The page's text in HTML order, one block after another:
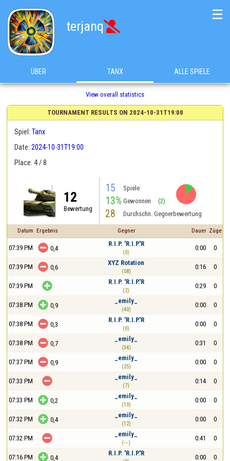
terjanq
☰
ÜBER TANX ALLE SPIELE
View overall statistics
TOURNAMENT RESULTS ON 2024-10-31T19:00
Spiel:Tanx
Date:2024-10-31T19:00
Place: 4 / 8
12
Bewertung
15 Spiele
13% Gewonnen (2)
28 Durchschn. Gegnerbewertung
Datum Ergebnis Gegner Dauer Züge
07:39 PM  0,4
R.I.P. 'R.I.P.'R
(0)
0:00 0
07:39 PM  0,6
XYZ Rotation
(58)
0:16 0
07:39 PM  R.I.P. 'R.I.P.'R
(2)
0:29 0
07:38 PM  0,9
_emily_
(40)
0:00 0
07:38 PM  0,3
R.I.P. 'R.I.P.'R
(0)
0:00 0
07:38 PM  0,7
_emily_
(34)
0:31 0
07:37 PM  0,9
_emily_
(25)
0:00 0
07:33 PM  _emily_
(7)
0:14 0
07:33 PM  0,2
_emily_
(10)
0:00 0
07:32 PM  0,4
_emily_
(12)
0:00 0
07:32 PM  _emily_
(---)
0:41 0
07:16 PM  0,4
R.I.P. 'R.I.P.'R
0:00 0